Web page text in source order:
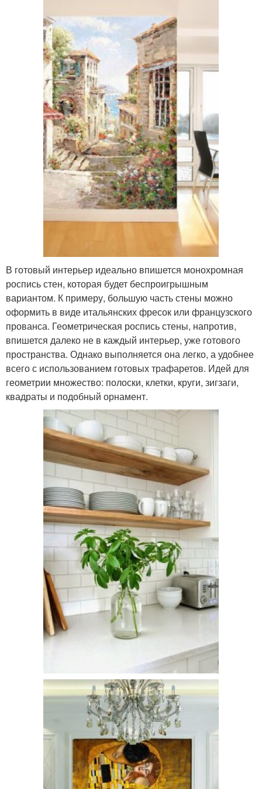
В готовый интерьер идеально впишется монохромная
роспись стен, которая будет беспроигрышным
вариантом. К примеру, большую часть стены можно
оформить в виде итальянских фресок или французского
прованса. Геометрическая роспись стены, напротив,
впишется далеко не в каждый интерьер, уже готового
пространства. Однако выполняется она легко, а удобнее
всего с использованием готовых трафаретов. Идей для
геометрии множество: полоски, клетки, круги, зигзаги,
квадраты и подобный орнамент.